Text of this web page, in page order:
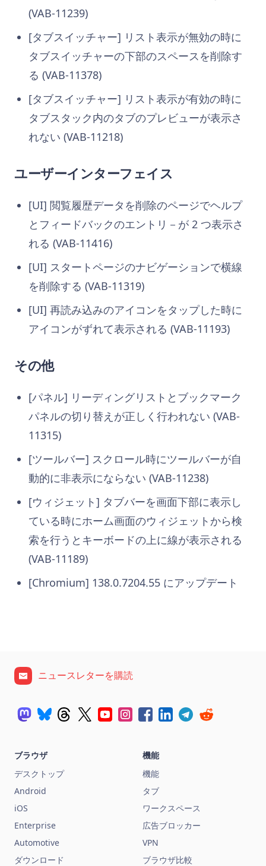
(VAB-11239)
[タブスイッチャー] リスト表示が無効の時に
タブスイッチャーの下部のスペースを削除す
る (VAB-11378)
[タブスイッチャー] リスト表示が有効の時に
タブスタック内のタブのプレビューが表示さ
れない (VAB-11218)
ユーザーインターフェイス
[UI] 閲覧履歴データを削除のページでヘルプ
とフィードバックのエントリ－が 2 つ表示さ
れる (VAB-11416)
[UI] スタートページのナビゲーションで横線
を削除する (VAB-11319)
[UI] 再読み込みのアイコンをタップした時に
アイコンがずれて表示される (VAB-11193)
その他
[パネル] リーディングリストとブックマーク
パネルの切り替えが正しく行われない (VAB-
11315)
[ツールバー] スクロール時にツールバーが自
動的に非表示にならない (VAB-11238)
[ウィジェット] タブバーを画面下部に表示し
ている時にホーム画面のウィジェットから検
索を行うとキーボードの上に線が表示される
(VAB-11189)
[Chromium] 138.0.7204.55 にアップデート
ニュースレターを購読
ブラウザ
デスクトップ
Android
iOS
Enterprise
Automotive
ダウンロード
機能
機能
タブ
ワークスペース
広告ブロッカー
VPN
ブラウザ比較